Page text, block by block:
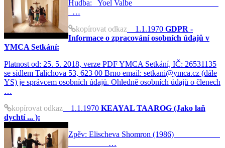
Hudba: Yoel Valbe
…
kopírovat odkaz 1.1.1970 GDPR -
Informace o zpracování osobních údajů v
YMCA Setkání:
Platnost od: 25. 5. 2018, verze PDF YMCA Setkání, IČ: 26531135
se sídlem Talichova 53, 623 00 Brno email: setkani@ymca.cz (dále
YS) je správcem osobních údajů. Ohledně osobních údajů o členech
…
kopírovat odkaz 1.1.1970 KEAYAL TAAROG (Jako laň
dychtí ... ):
Zpěv: Elischeva Shomron (1986)
…